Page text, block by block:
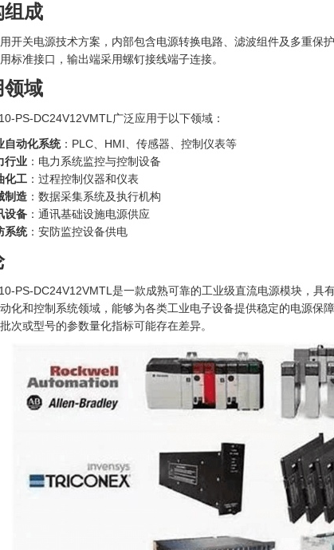
组成
开关电源技术方案，内部包含电源转换电路、滤波组件及多重
标准接口，输出端采用螺钉接线端子连接。
领域
PS-DC24V12VMTL广泛应用于以下领域：
自动化系统：PLC、HMI、传感器、控制仪表等
行业 ：电力系统监控与控制设备
化工 ：过程控制仪器和仪表
制造 ：数据采集系统及执行机构
设备 ：通讯基础设施电源供应
系统：安防监控设备供电
PS-DC24V12VMTL是一款成熟可靠的工业级直流电源模块，具
化和控制系统领域，能够为各类工业电子设备提供稳定的电源保
次或型号的参数量化指标可能存在差异。